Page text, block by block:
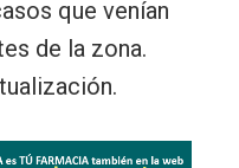
que venían
de la zona.